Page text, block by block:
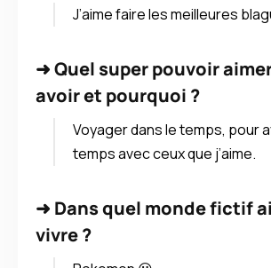
J’aime faire les meilleures
➜Quel super pouvoir
avoir et pourquoi ?
Voyager dans le temps, pour
temps avec ceux que j’aime.
➜ Dans quel monde fictif
vivre ?